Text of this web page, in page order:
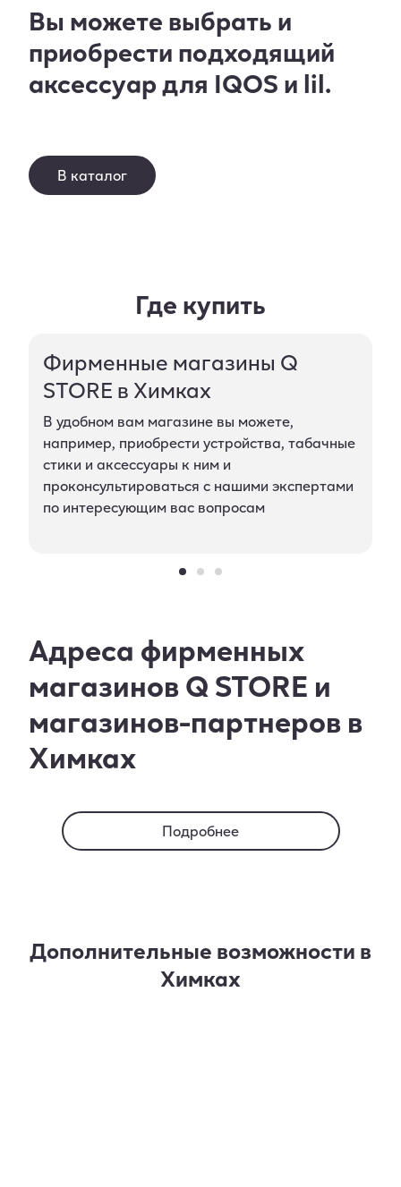
Вы можете выбрать и
приобрести подходящий
аксессуар для IQOS и lil.
В каталог
Где купить
Фирменные магазины Q
STORE в Химках
В удобном вам магазине вы можете,
например, приобрести устройства, табачные
стики и аксессуары к ним и
проконсультироваться с нашими экспертами
по интересующим вас вопросам
Адреса фирменных
магазинов Q STORE и
магазинов-партнеров в
Химках
Подробнее
Дополнительные возможности в
Химках